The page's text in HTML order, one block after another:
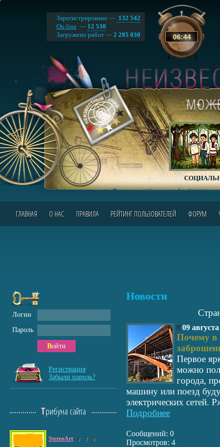
06:44
Зарегистрировано — 132 542
On-line — 12 530
Загружено работ — 2 285 030
ГЛАВНАЯ О НАС ПРАВИЛА РЕЙТИНГ ПОЛЬЗОВАТЕЛЕЙ ФОРУМ
Новости
09 августа
Почему
Первое
можно
города,
машину или поезд
электрических
Подробнее
Сообщений: 0
Просмотров: 4
Логин
Пароль
Войти
Регистрация
Забыли пароль?
Трибуна сайта
StereoArt 2 7 0